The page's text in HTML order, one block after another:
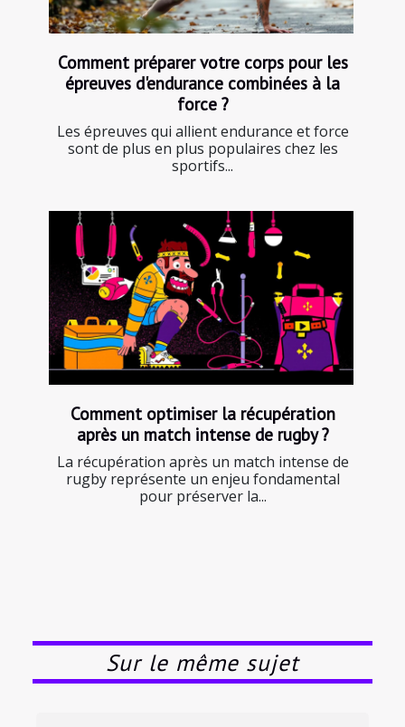
Comment préparer votre corps pour les
épreuves d'endurance combinées à la
force ?
Les épreuves qui allient endurance et force
sont de plus en plus populaires chez les
sportifs...
Comment optimiser la récupération
après un match intense de rugby ?
La récupération après un match intense de
rugby représente un enjeu fondamental
pour préserver la...
Sur le même sujet